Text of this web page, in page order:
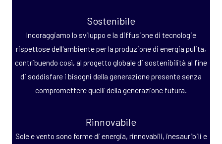
Sostenibile
Incoraggiamo lo sviluppo e la diffusione di tecnologie
rispettose dell'ambiente per la produzione di energia pulita,
contribuendo così, al progetto globale di sostenibilità al fine
di soddisfare i bisogni della generazione presente senza
compromettere quelli della generazione futura.
Rinnovabile
Sole e vento sono forme di energia, rinnovabili, inesauribili e